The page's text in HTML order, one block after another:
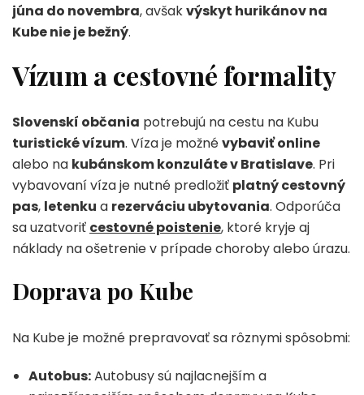
júna do novembra, avšakvýskyt hurikánov na
Kube nie je bežný.
Vízum a cestovné formality
Slovenskí občania potrebujú na cestu na Kubu
turistické vízum. Víza je možnévybaviť online
alebo na kubánskom konzuláte v Bratislave. Pri
vybavovaní víza je nutné predložiť platný cestovný
pas, letenku a rezerváciu ubytovania. Odporúča
sa uzatvoriť cestovné poistenie, ktoré kryje aj
náklady na ošetrenie v prípade choroby alebo úrazu.
Doprava po Kube
Na Kube je možné prepravovať sa rôznymi spôsobmi:
Autobus:Autobusy sú najlacnejším a